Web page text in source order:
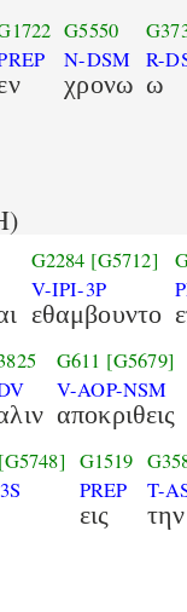
G5550
N-DSM
χρονω
R-
ω
G2284 [G5712]
V-IPI-3P
εθαμβουντο
G611 [G5679]
V-AOP-NSM
αποκριθεις
[G5748] G1519
PREP
εις
T-
την